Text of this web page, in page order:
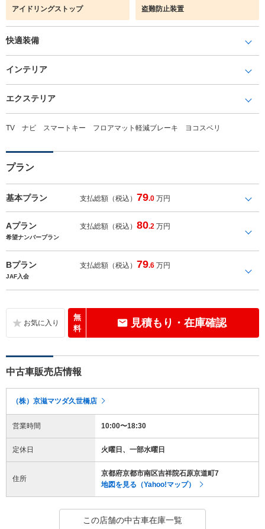
アイドリングストップ 盗難防止装置
快適装備
インテリア
エクステリア
TV ナビ スマートキー フロアマット軽減ブレーキ ヨコスベリ
プラン
基本プラン 支払総額（税込） 79.0 万円
Aプラン 支払総額（税込）80.2 万円
希望ナンバープラン
Bプラン 支払総額（税込） 79.6 万円
JAF入会
無
料
見積もり・在庫確認
中古車販売店情報
（株）京滋マツダ久世橋店
営業時間 10:00〜18:30
定休日 火曜日、一部水曜日
住所
京都府京都市南区吉祥院石原京道町7
地図を見る（Yahoo!マップ）
この店舗の中古車在庫一覧